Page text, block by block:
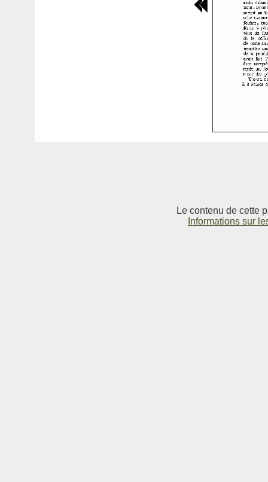
Le contenu de cette
Informations sur